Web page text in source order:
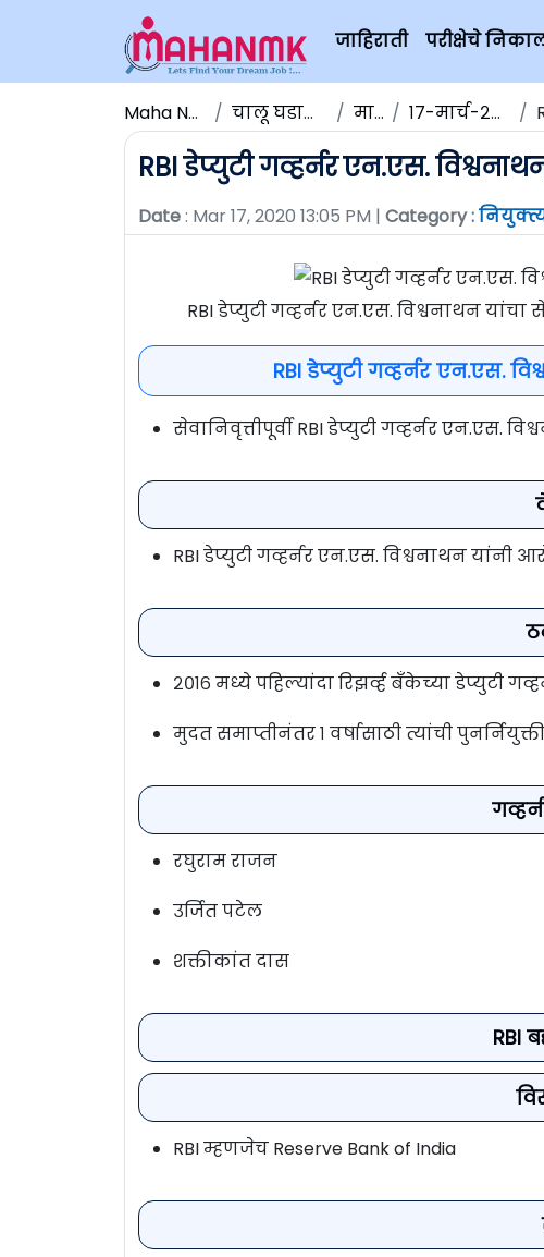
जाहिराती परीक्षेचे
Maha NMK चालू घडामोडी मार्च १७-मार्च-२०२०
RBI डेप्युटी गव्हर्नर एन.एस.
Date: Mar 17, 2020 13:05 PM | Category :
RBI डेप्युटी गव्हर्नर एन.एस. विश्वनाथन यांचा
RBI डेप्युटी गव्हर्नर एन.एस.
सेवानिवृत्तीपूर्वी RBI डेप्युटी गव्हर्नर एन.एस.
RBI डेप्युटी गव्हर्नर एन.एस. विश्वनाथन यांनी
२०१६ मध्ये पहिल्यांदा रिझर्व्ह बँकेच्या डेप्युटी
मुदत समाप्तीनंतर १ वर्षासाठी त्यांची
रघुराम राजन
उर्जित पटेल
शक्तीकांत दास
RBI
RBI म्हणजेच Reserve Bank of India